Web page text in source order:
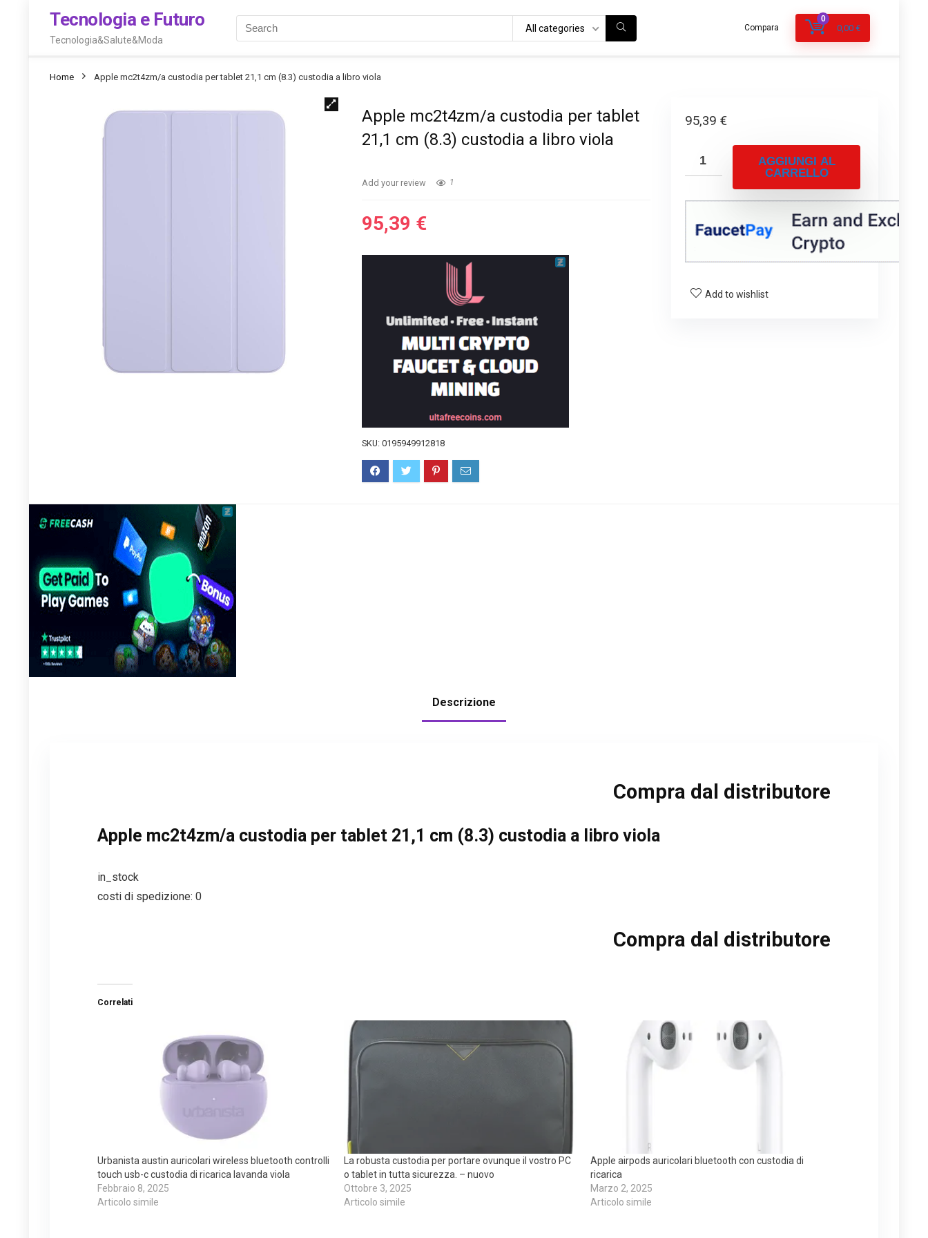
Tecnologia e Futuro
Tecnologia&Salute&Moda
All categories Compara
0
0,00 €
Home Apple mc2t4zm/a custodia per tablet 21,1 cm (8.3) custodia a libro viola
Apple mc2t4zm/a custodia per tablet
21,1 cm (8.3) custodia a libro viola
Add your review 1
95,39 €
SKU:0195949912818
95,39 €
AGGIUNGI AL
CARRELLO
Add to wishlist
Descrizione
Compra dal distributore
Apple mc2t4zm/a custodia per tablet 21,1 cm (8.3) custodia a libro viola
in_stock
costi di spedizione: 0
Compra dal distributore
Correlati
Urbanista austin auricolari wireless bluetooth controlli
touch usb-c custodia di ricarica lavanda viola
Febbraio 8, 2025
Articolo simile
La robusta custodia per portare ovunque il vostro PC
o tablet in tutta sicurezza. – nuovo
Ottobre 3, 2025
Articolo simile
Apple airpods auricolari bluetooth con custodia di
ricarica
Marzo 2, 2025
Articolo simile